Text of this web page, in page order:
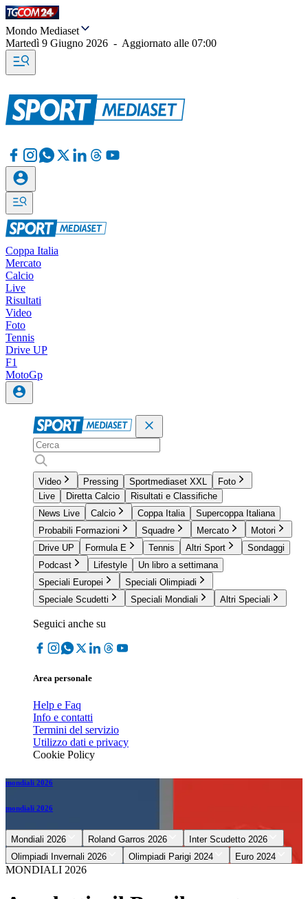
Mondo Mediaset
Martedì 9 Giugno 2026 - Aggiornato alle 07:00
Coppa Italia
Mercato
Calcio
Live
Risultati
Video
Foto
Tennis
Drive UP
F1
MotoGp
Video Pressing Sportmediaset XXL
Foto
Live
Diretta Calcio
Risultati e Classifiche
News Live
Calcio Coppa Italia
Supercoppa Italiana
Probabili Formazioni
Squadre Mercato
Motori
Drive UP
Formula E Tennis Altri Sport
Sondaggi
Podcast
Lifestyle
Un libro a settimana
Speciali Europei
Speciali Olimpiadi
Speciale Scudetti
Speciali Mondiali Altri Speciali
Seguici anche su
Area personale
Help e Faq
Info e contatti
Termini del servizio
Utilizzo dati e privacy
Cookie Policy
mondiali 2026
mondiali 2026
Mondiali 2026 Roland Garros 2026
Inter Scudetto 2026
Olimpiadi Invernali 2026
Olimpiadi Parigi 2024 Euro 2024
MONDIALI 2026